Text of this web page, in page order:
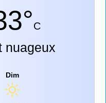
C
nuageux
Dim